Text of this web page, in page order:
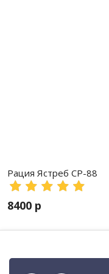
Рация Ястреб СР-88
8400 р